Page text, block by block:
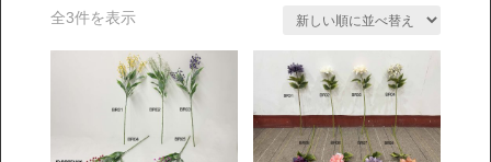
全3件を表示新
い
順